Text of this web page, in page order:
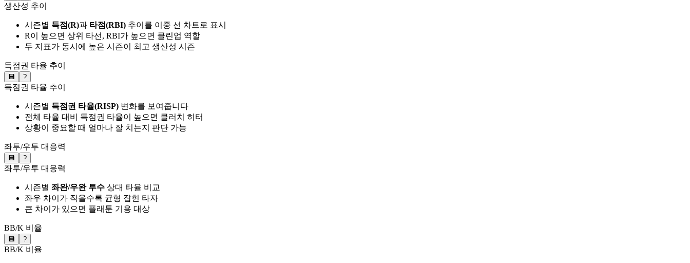
생산성 추이
시즌별 득점(R)과 타점(RBI) 추이를 이중 선 차트로 표시
R이 높으면 상위 타선, RBI가 높으면 클린업 역할
두 지표가 동시에 높은 시즌이 최고 생산성 시즌
득점권 타율 추이
💾 ?
득점권 타율 추이
시즌별 득점권 타율(RISP) 변화를 보여줍니다
전체 타율 대비 득점권 타율이 높으면 클러치 히터
상황이 중요할 때 얼마나 잘 치는지 판단 가능
좌투/우투 대응력
💾 ?
좌투/우투 대응력
시즌별 좌완/우완 투수 상대 타율 비교
좌우 차이가 작을수록 균형 잡힌 타자
큰 차이가 있으면 플래툰 기용 대상
BB/K 비율
💾 ?
BB/K 비율